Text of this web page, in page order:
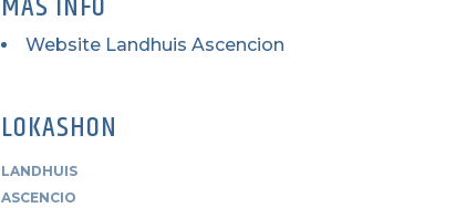
Website Landhuis Ascencion
LOKASHON
LANDHUIS
ASCENCIO